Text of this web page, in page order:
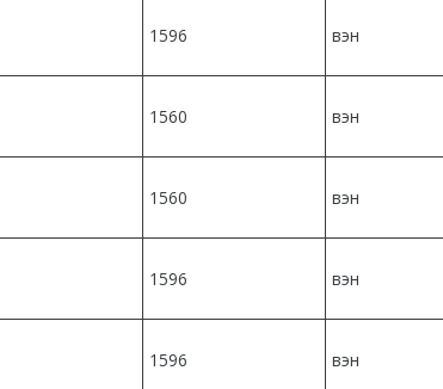
1596 вэн
1560 вэн
1560 вэн
1596 вэн
1596 вэн